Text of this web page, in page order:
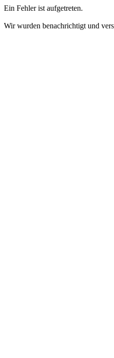
Ein Fehler ist aufgetreten.
Wir wurden benachrichtigt und